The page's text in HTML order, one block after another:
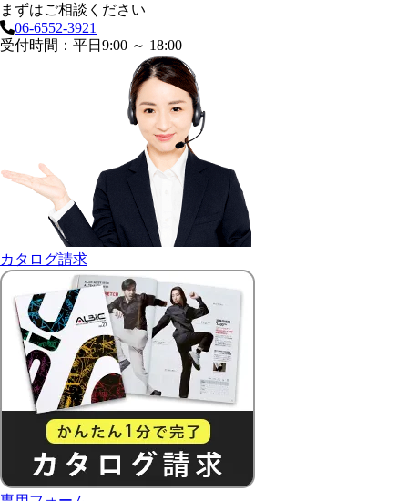
まずはご相談ください
06-6552-3921
受付時間：平日9:00 ～ 18:00
カタログ請求